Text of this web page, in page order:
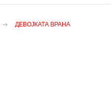
ДЕВОЈКАТА ВРАНА